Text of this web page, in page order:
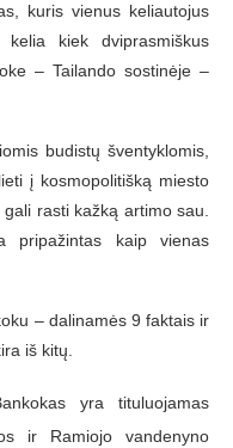
kuris vienus keliautojus
kiek dviprasmiškus
– Tailando sostinėje –
budistų šventyklomis,
į kosmopolitišką miesto
rasti kažką artimo sau.
pripažintas kaip vienas
– dalinamės 9 faktais ir
iš kitų.
yra tituluojamas
ir Ramiojo vandenyno